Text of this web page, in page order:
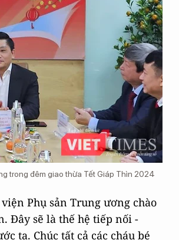
trong đêm giao thừa Tết Giáp Thìn 2024
Phụ sản Trung ương chào
Đây sẽ là thế hệ tiếp nối -
ta. Chúc tất cả các cháu bé